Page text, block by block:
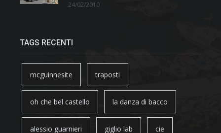
24/02/2010
TAGS RECENTI
mcguinnesite traposti
oh che bel castello la danza di bacco
alessio guarnieri giglio lab cie